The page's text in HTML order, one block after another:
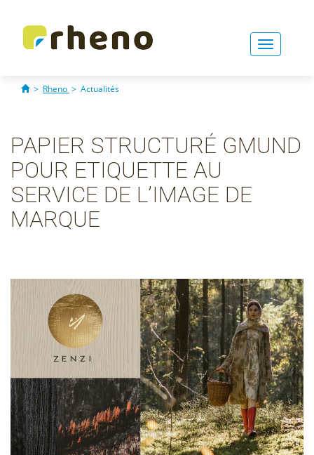
Toggle
> Rheno > Actualités
PAPIER STRUCTURÉ GMUND
POUR ETIQUETTE AU
SERVICE DE L’IMAGE DE
MARQUE